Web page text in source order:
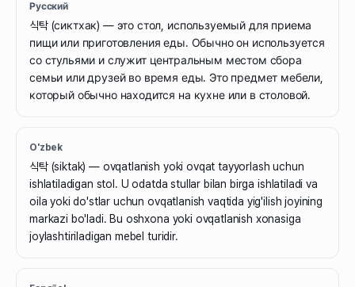
Русский
식탁 (сиктхак) — это стол, используемый для приема
пищи или приготовления еды. Обычно он используется
со стульями и служит центральным местом сбора
семьи или друзей во время еды. Это предмет мебели,
который обычно находится на кухне или в столовой.
O'zbek
식탁 (siktak) — ovqatlanish yoki ovqat tayyorlash uchun
ishlatiladigan stol. U odatda stullar bilan birga ishlatiladi va
oila yoki do'stlar uchun ovqatlanish vaqtida yig'ilish joyining
markazi bo'ladi. Bu oshxona yoki ovqatlanish xonasiga
joylashtiriladigan mebel turidir.